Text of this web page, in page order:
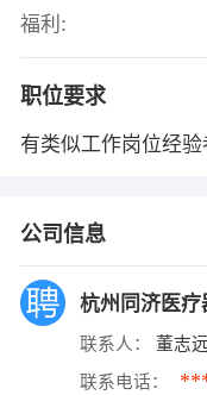
福利:
职位要求
有类似工作岗位经验
公司信息
杭州同济医疗
联系人： 董志远
联系电话：